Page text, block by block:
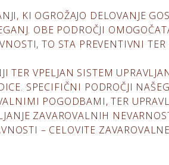
KI OGROŽAJO DELOVANJE
OBE PODROČJI
TO STA PREVENTIVNI
TER VPELJAN SISTEM
SPECIFIČNI PODROČJI
POGODBAMI, TER
ZAVAROVALNIH
– CELOVITE